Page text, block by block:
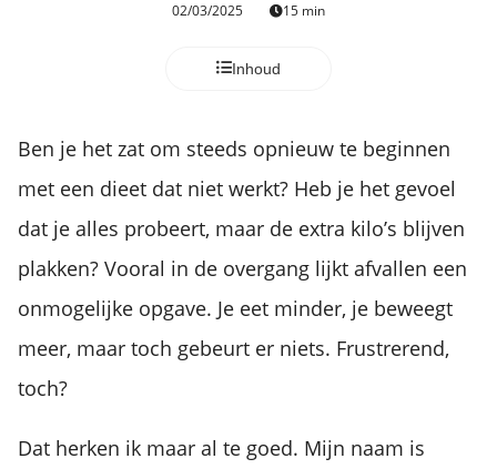
02/03/2025 15 min
Inhoud
Ben je het zat om steeds opnieuw te beginnen
met een dieet dat niet werkt? Heb je het gevoel
dat je alles probeert, maar de extra kilo’s blijven
plakken? Vooral in de overgang lijkt afvallen een
onmogelijke opgave. Je eet minder, je beweegt
meer, maar toch gebeurt er niets. Frustrerend,
toch?
Dat herken ik maar al te goed. Mijn naam is